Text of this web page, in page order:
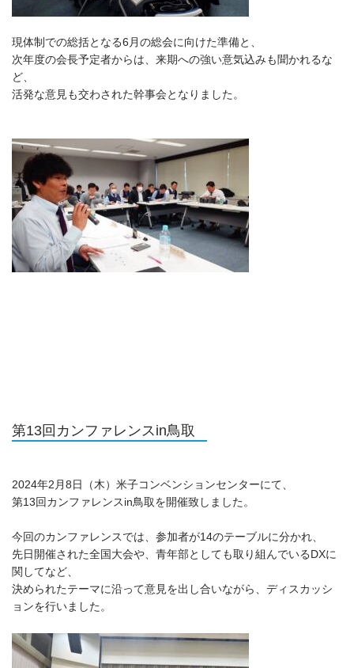
現体制での総括となる6月の総会に向けた準備と、
次年度の会長予定者からは、来期への強い意気込みも聞かれるな
ど、
活発な意見も交わされた幹事会となりました。
第13回カンファレンスin鳥取
2024年2月8日（木）米子コンベンションセンターにて、
第13回カンファレンスin鳥取を開催致しました。
今回のカンファレンスでは、参加者が14のテーブルに分かれ、
先日開催された全国大会や、青年部としても取り組んでいるDXに
関してなど、
決められたテーマに沿って意見を出し合いながら、ディスカッシ
ョンを行いました。